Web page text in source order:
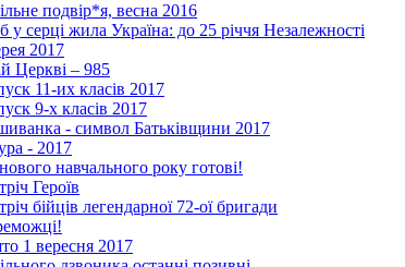
подвір*я, весна 2016
у серці жила Україна: до 25­ річчя Незалежності
2017
Церкві – 985
11-их класів 2017
9-х класів 2017
- символ Батьківщини 2017
- 2017
навчального року готові!
Героїв
бійців легендарної 72-ої бригади
1 вересня 2017